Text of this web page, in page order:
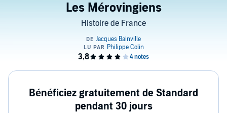
Les Mérovingiens
Histoire de France
Bénéficiez gratuitement de Standard
pendant 30 jours